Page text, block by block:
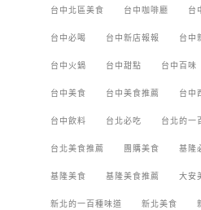
台中北區美食 台中咖啡廳 台
台中必喝 台中新店報報 台中
台中火鍋 台中甜點 台中百味
台中美食 台中美食推薦 台中
台中飲料 台北必吃 台北的一
台北美食推薦 團購美食 基隆
基隆美食 基隆美食推薦 大安
新北的一百種味道 新北美食